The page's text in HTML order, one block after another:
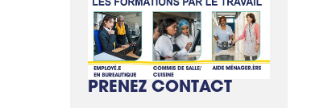
PRENEZ CONTACT